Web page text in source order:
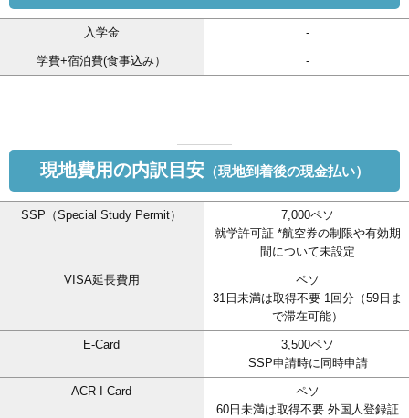
入学金 -
学費+宿泊費(食事込み） -
現地費用の内訳目安 （現地到着後の現金払い）
SSP（Special Study Permit）
7,000ペソ
就学許可証 *航空券の制限や有効期
間について未設定
VISA延長費用
ペソ
31日未満は取得不要 1回分（59日ま
で滞在可能）
E-Card
3,500ペソ
SSP申請時に同時申請
ACR I-Card
ペソ
60日未満は取得不要 外国人登録証